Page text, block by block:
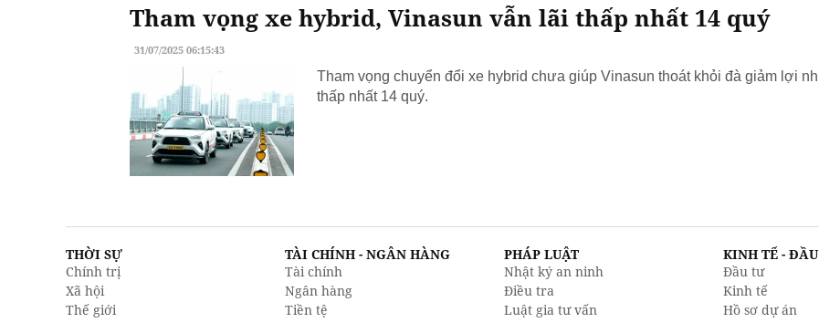
Tham vọng xe hybrid, Vinasun vẫn lãi thấp nhất 14 quý
31/07/2025 06:15:43
Tham vọng chuyển đổi xe hybrid chưa giúp Vinasun thoát khỏi đà giảm lợi
thấp nhất 14 quý.
THỜI SỰ
Chính trị
Xã hội
Thế giới
TÀI CHÍNH - NGÂN HÀNG
Tài chính
Ngân hàng
Tiền tệ
PHÁP LUẬT
Nhật ký an ninh
Điều tra
Luật gia tư vấn
KINH TẾ -
Đầu tư
Kinh tế
Hồ sơ dự án